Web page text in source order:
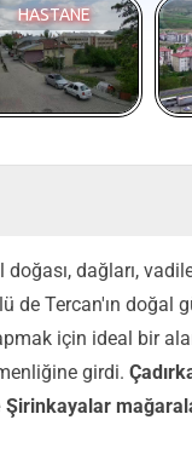
HASTANE
dağları,
de Tercan'ın doğal
için ideal bir
girdi.